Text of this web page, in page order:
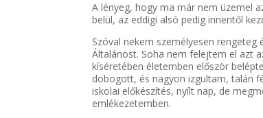
A lényeg, hogy ma már nem üzemel
belül, az eddigi alsó pedig innentől
Szóval nekem személyesen
Általánost. Soha nem felejtem el azt
kíséretében életemben először
dobogott, és nagyon izgultam, talán
iskolai előkészítés, nyílt nap, de
emlékezetemben.